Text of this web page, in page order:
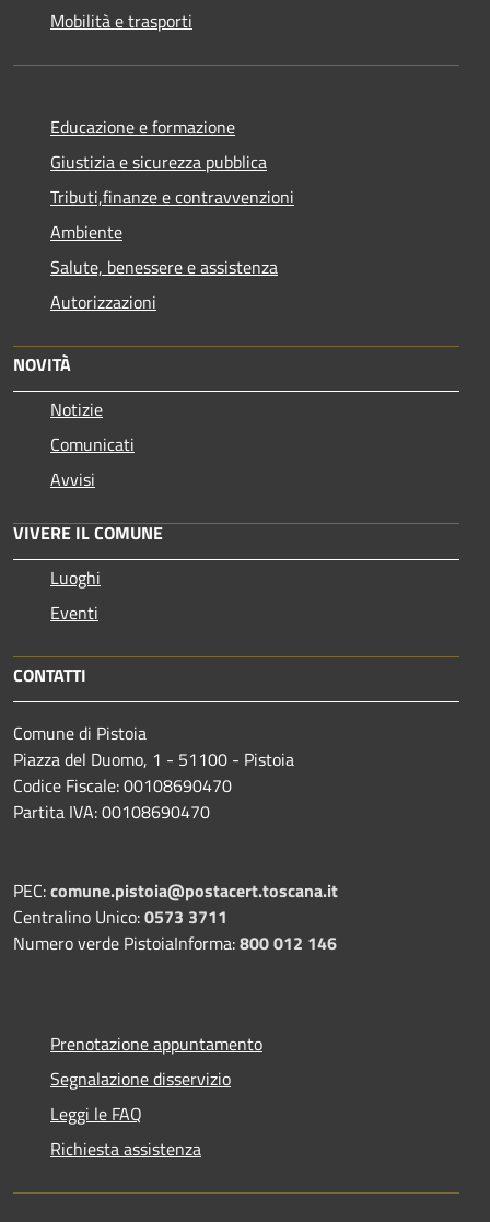
Mobilità e trasporti
Educazione e formazione
Giustizia e sicurezza pubblica
Tributi,finanze e contravvenzioni
Ambiente
Salute, benessere e assistenza
Autorizzazioni
NOVITÀ
Notizie
Comunicati
Avvisi
VIVERE IL COMUNE
Luoghi
Eventi
CONTATTI
Comune di Pistoia
Piazza del Duomo, 1 - 51100 - Pistoia
Codice Fiscale: 00108690470
Partita IVA: 00108690470
PEC:comune.pistoia@postacert.toscana.it
Centralino Unico:0573 3711
Numero verde PistoiaInforma:800 012 146
Prenotazione appuntamento
Segnalazione disservizio
Leggi le FAQ
Richiesta assistenza